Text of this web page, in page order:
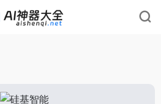
rnrn rnrn